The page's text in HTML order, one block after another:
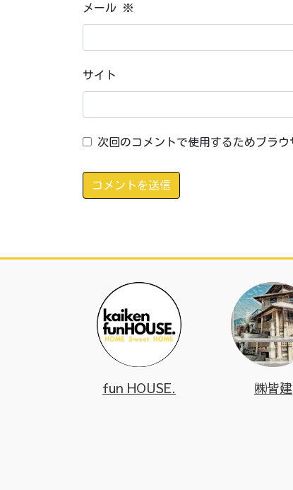
メール ※
サイト
次回のコメントで使用するためブラ
fun HOUSE. ㈱皆建